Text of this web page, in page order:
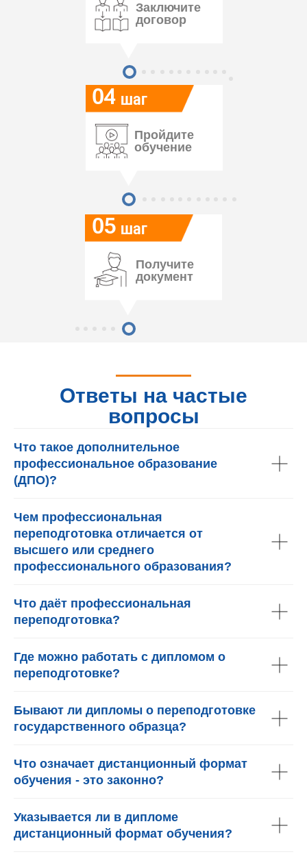
05
04 шаг
шаг
Заключите
договор
Пройдите
обучение
Получите
документ
Ответы на частые
вопросы
Что такое дополнительное
профессиональное образование
(ДПО)?
Чем профессиональная
переподготовка отличается от
высшего или среднего
профессионального образования?
Что даёт профессиональная
переподготовка?
Где можно работать с дипломом о
переподготовке?
Бывают ли дипломы о переподготовке
государственного образца?
Что означает дистанционный формат
обучения - это законно?
Указывается ли в дипломе
дистанционный формат обучения?